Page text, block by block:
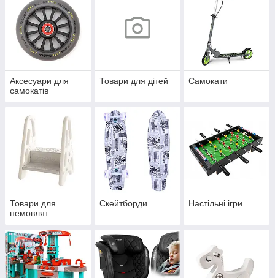
Аксесуари для
самокатів
Товари для дітей Самокати
Товари для
немовлят
Скейтборди Настільні ігри